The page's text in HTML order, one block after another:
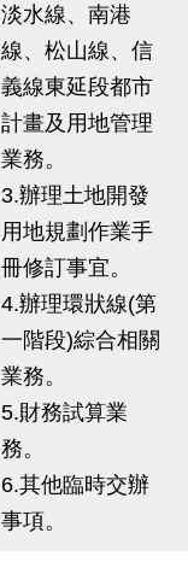
淡水線、南港
線、松山線、信
義線東延段都市
計畫及用地管理
業務。
3.辦理土地開發
用地規劃作業手
冊修訂事宜。
4.辦理環狀線(第
一階段)綜合相關
業務。
5.財務試算業
務。
6.其他臨時交辦
事項。